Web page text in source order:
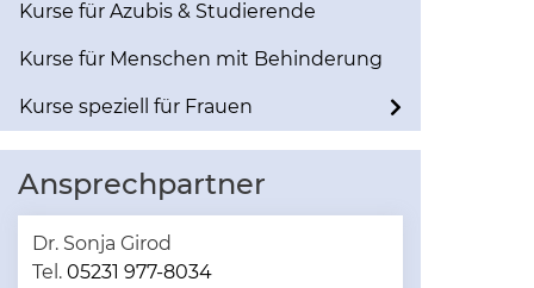
Kurse für Azubis & Studierende
Kurse für Menschen mit Behinderung
Kurse speziell für Frauen
Ansprechpartner
Dr. Sonja Girod
Tel. 05231 977-8034